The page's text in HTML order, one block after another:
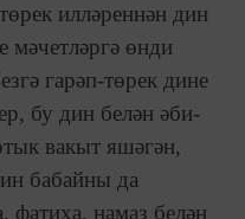
илләреннән дин
мәчетләргә өнди
гарәп-төрек дине
бу дин белән әби-
вакыт яшәгән,
бабайны да
фатиха, намаз белән